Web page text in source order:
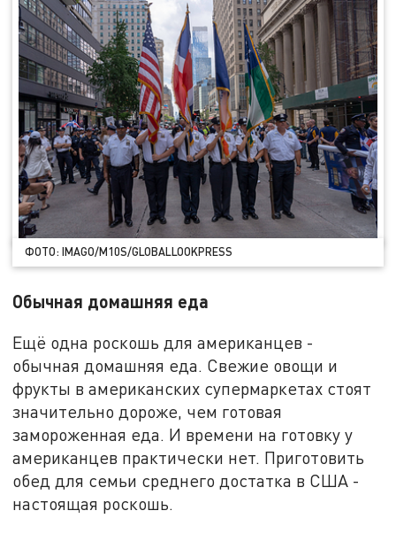
ФОТО: IMAGO/M10S/GLOBALLOOKPRESS
Обычная домашняя еда
Ещё одна роскошь для американцев -
обычная домашняя еда. Свежие овощи и
фрукты в американских супермаркетах стоят
значительно дороже, чем готовая
замороженная еда. И времени на готовку у
американцев практически нет. Приготовить
обед для семьи среднего достатка в США -
настоящая роскошь.